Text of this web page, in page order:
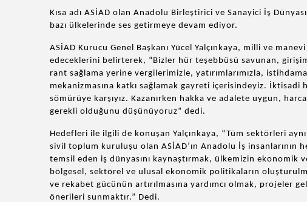
Kısa adı ASİAD olan Anadolu Birleştirici ve Sanayici İş
bazı ülkelerinde ses getirmeye devam ediyor.
ASİAD Kurucu Genel Başkanı Yücel Yalçınkaya, milli ve
edeceklerini belirterek, “Bizler hür teşebbüsü savunan,
rant sağlama yerine vergilerimizle, yatırımlarımızla,
mekanizmasına katkı sağlamak gayreti içerisindeyiz.
sömürüye karşıyız. Kazanırken hakka ve adalete uygun,
gerekli olduğunu düşünüyoruz” dedi.
Hedefleri ile ilgili de konuşan Yalçınkaya, “Tüm sektörleri
sivil toplum kuruluşu olan ASİAD’ın Anadolu İş insanlarının
temsil eden iş dünyasını kaynaştırmak, ülkemizin ekonomik
bölgesel, sektörel ve ulusal ekonomik politikaların
ve rekabet gücünün artırılmasına yardımcı olmak, projeler
önerileri sunmaktır.” Dedi.